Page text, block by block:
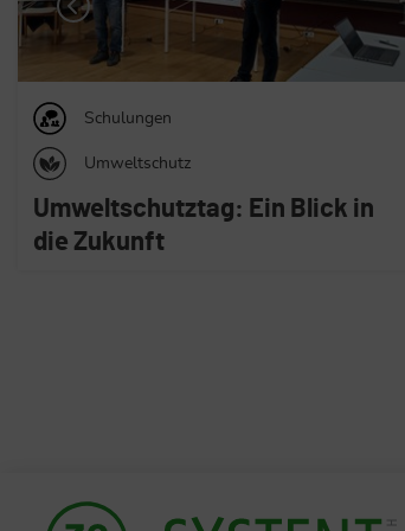
Produktsicherheit
Schulungen
Die neue Europäische
Maschinenverordnung (EU)